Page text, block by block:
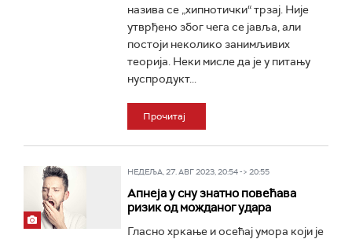
назива се „хипнотички“ трзај. Није
утврђено због чега се јавља, али
постоји неколико занимљивих
теорија. Неки мисле да је у питању
нуспродукт...
Прочитај
НЕДЕЉА, 27. АВГ 2023, 20:54 -> 20:55
Апнеја у сну знатно повећава
ризик од можданог удара
Гласно хркање и осећај умора који је